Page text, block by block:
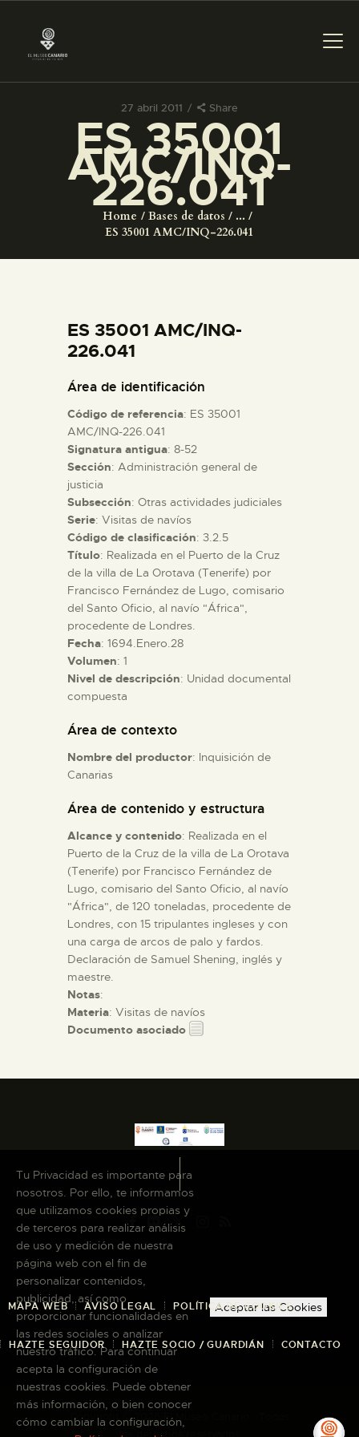
27 abril 2011 Share
ES 35001
AMC/INQ-
226.041
Home Bases de datos
...
ES 35001 AMC/INQ-226.041
PREPARAR LA VISITA
ACTIVIDADES
COLECCIONES
ESPAÑOL
PREPARAR LA VISITA
ACTIVIDADES
█
EL MUSEO
COLECCIONES
ESPAÑOL
ES 35001 AMC/INQ-
226.041
Área de identificación
Código de referencia: ES 35001
AMC/INQ-226.041
Signatura antigua: 8-52
Sección: Administración general de
justicia
Subsección: Otras actividades judiciales
Serie: Visitas de navíos
Código de clasificación: 3.2.5
Título: Realizada en el Puerto de la Cruz
de la villa de La Orotava (Tenerife) por
Francisco Fernández de Lugo, comisario
del Santo Oficio, al navío "África",
procedente de Londres.
Fecha: 1694.Enero.28
Volumen: 1
Nivel de descripción: Unidad documental
compuesta
Área de contexto
Nombre del productor: Inquisición de
Canarias
Área de contenido y estructura
Alcance y contenido: Realizada en el
Puerto de la Cruz de la villa de La Orotava
(Tenerife) por Francisco Fernández de
Lugo, comisario del Santo Oficio, al navío
"África", de 120 toneladas, procedente de
Londres, con 15 tripulantes ingleses y con
una carga de arcos de palo y fardos.
Declaración de Samuel Shening, inglés y
maestre.
Notas:
Materia: Visitas de navíos
Documento asociado
MAPA WEB AVISO LEGAL POLÍTICA DE COOKIES
HAZTE SEGUIDOR HAZTE SOCIO / GUARDIÁN CONTACTO
Copyright © 2026 El Museo Canario · Todos
los derechos reservados
Tu Privacidad es importante para
nosotros. Por ello, te informamos
que utilizamos cookies propias y
de terceros para realizar análisis
de uso y medición de nuestra
página web con el fin de
personalizar contenidos,
publicidad, así como
proporcionar funcionalidades en
las redes sociales o analizar
nuestro tráfico. Para continuar
acepta la configuración de
nuestras cookies. Puede obtener
más información, o bien conocer
cómo cambiar la configuración,
Aceptar las Cookies